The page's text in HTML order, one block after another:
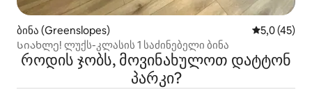
ბინა (Greenslopes) საშუალო
5,0 (45)
Სიახლე! ლუქს-კლასის 1 საძინებელი ბინა
როდის ჯობს, მოვინახულოთ დატტონ
პარკი?